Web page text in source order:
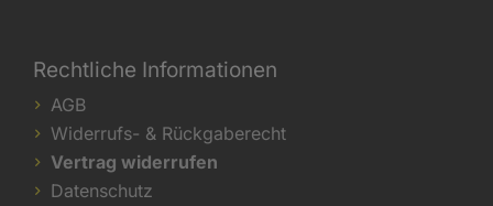
Rechtliche Informationen
AGB
Widerrufs- & Rückgaberecht
Vertrag widerrufen
Datenschutz